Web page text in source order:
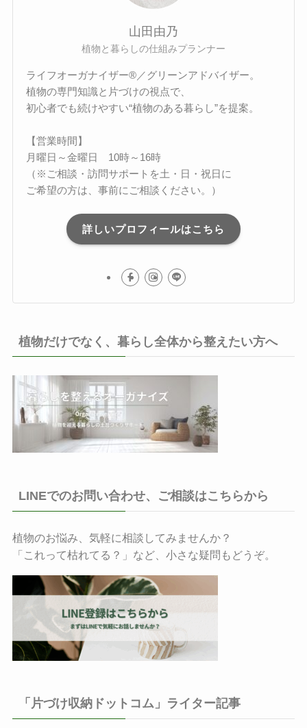
山田由乃
植物と暮らしの仕組みプランナー
ライフオーガナイザー®／グリーンアドバイザー。
植物の専門知識と片づけの視点で、
初心者でも続けやすい“植物のある暮らし”を提案。
【営業時間】
月曜日～金曜日 10時～16時
（※ご相談・訪問サポートを土・日・祝日に
ご希望の方は、事前にご相談ください。）
詳しいプロフィールはこちら
植物だけでなく、暮らし全体から整えたい方へ
LINEでのお問い合わせ、ご相談はこちらから
植物のお悩み、気軽に相談してみませんか？
「これって枯れてる？」など、小さな疑問もどうぞ。
「片づけ収納ドットコム」ライター記事